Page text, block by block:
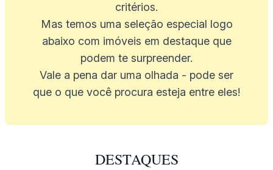
critérios.
Mas temos uma seleção especial logo
abaixo com imóveis em destaque que
podem te surpreender.
Vale a pena dar uma olhada - pode ser
que o que você procura esteja entre eles!
DESTAQUES